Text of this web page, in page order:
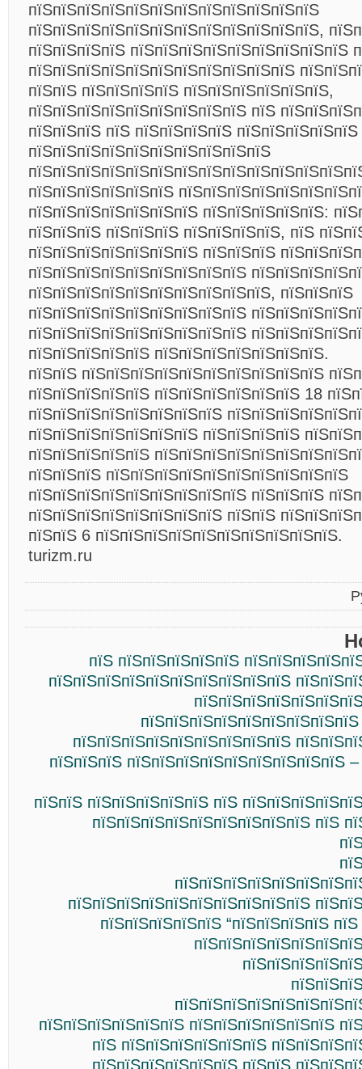
пїЅпїЅпїЅпїЅпїЅпїЅпїЅпїЅпїЅпїЅпїЅпїЅ
пїЅпїЅпїЅпїЅпїЅпїЅпїЅпїЅпїЅпїЅпїЅпїЅ,
пїЅпїЅпїЅпїЅ пїЅпїЅпїЅпїЅпїЅпїЅпїЅпїЅпїЅ
пїЅпїЅпїЅпїЅпїЅпїЅпїЅпїЅпїЅпїЅпїЅ
пїЅпїЅ пїЅпїЅпїЅпїЅ пїЅпїЅпїЅпїЅпїЅпїЅ,
пїЅпїЅпїЅпїЅпїЅпїЅпїЅпїЅпїЅ пїЅ
пїЅпїЅпїЅ пїЅ пїЅпїЅпїЅпїЅ пїЅпїЅпїЅпїЅпїЅ
пїЅпїЅпїЅпїЅпїЅпїЅпїЅпїЅпїЅпїЅ
пїЅпїЅпїЅпїЅпїЅпїЅ
пїЅпїЅпїЅпїЅпїЅпїЅпїЅ пїЅпїЅпїЅпїЅпїЅ:
пїЅпїЅпїЅ пїЅпїЅпїЅ пїЅпїЅпїЅпїЅ, пїЅ
пїЅпїЅпїЅпїЅпїЅпїЅпїЅ пїЅпїЅпїЅ
пїЅпїЅпїЅпїЅпїЅпїЅпїЅпїЅпїЅ
пїЅпїЅпїЅпїЅпїЅпїЅпїЅпїЅпїЅпїЅ, пїЅпїЅпїЅ
пїЅпїЅпїЅпїЅпїЅпїЅпїЅпїЅпїЅ
пїЅпїЅпїЅпїЅпїЅпїЅпїЅпїЅпїЅ
пїЅпїЅпїЅпїЅпїЅ пїЅпїЅпїЅпїЅпїЅпїЅпїЅ.
пїЅпїЅ пїЅпїЅпїЅпїЅпїЅпїЅпїЅпїЅпїЅпїЅ
пїЅпїЅпїЅпїЅпїЅ пїЅпїЅпїЅпїЅпїЅпїЅ 18
пїЅпїЅпїЅпїЅпїЅпїЅпїЅпїЅ
пїЅпїЅпїЅпїЅпїЅпїЅпїЅ пїЅпїЅпїЅпїЅ
пїЅпїЅпїЅпїЅпїЅ
пїЅпїЅпїЅ пїЅпїЅпїЅпїЅпїЅпїЅпїЅпїЅпїЅпїЅ
пїЅпїЅпїЅпїЅпїЅпїЅпїЅпїЅпїЅ пїЅпїЅпїЅ
пїЅпїЅпїЅпїЅпїЅпїЅпїЅпїЅ пїЅпїЅ
пїЅпїЅ 6 пїЅпїЅпїЅпїЅпїЅпїЅпїЅпїЅпїЅпїЅ.
turizm.ru
пїЅ пїЅпїЅпїЅпїЅпїЅ
пїЅпїЅпїЅпїЅпїЅпїЅпїЅпїЅпїЅпїЅ
пїЅпїЅпїЅпїЅпїЅпїЅпїЅпїЅпїЅ
пїЅпїЅпїЅ пїЅпїЅпїЅпїЅпїЅпїЅпїЅпїЅпїЅ
пїЅпїЅ пїЅпїЅпїЅпїЅпїЅ пїЅ
пїЅпїЅпїЅпїЅпїЅпїЅпїЅпїЅпїЅ пїЅ
пїЅпїЅпїЅпїЅпїЅпїЅпїЅпїЅпїЅпїЅ
пїЅпїЅпїЅпїЅпїЅ “пїЅпїЅпїЅпїЅ
пїЅпїЅпїЅпїЅпїЅпїЅ пїЅпїЅпїЅпїЅпїЅпїЅ
пїЅ пїЅпїЅпїЅпїЅпїЅпїЅ
пїЅпїЅпїЅпїЅпїЅпїЅ пїЅпїЅ